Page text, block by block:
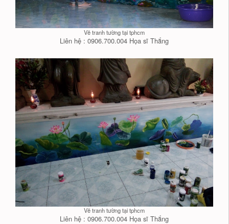
Vẽ tranh tường tại tphcm
Liên hệ : 0906.700.004 Họa sĩ Thắng
Vẽ tranh tường tại tphcm
Liên hệ : 0906.700.004 Họa sĩ Thắng